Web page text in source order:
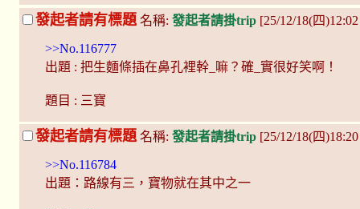
發起者請有標題 名稱: 發起者請掛trip [25/12/18(四
>>No.116777
出題 : 把生麵條插在鼻孔裡幹_嘛？確_實很好笑啊！
題目 : 三寶
發起者請有標題 名稱: 發起者請掛trip [25/12/18(四
>>No.116784
出題：路線有三，寶物就在其中之一